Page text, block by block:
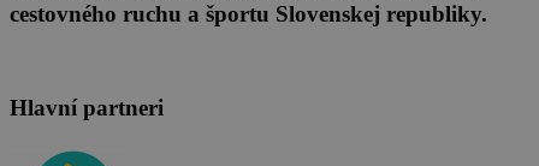
cestovného ruchu a športu Slovenskej republiky.
Hlavní partneri